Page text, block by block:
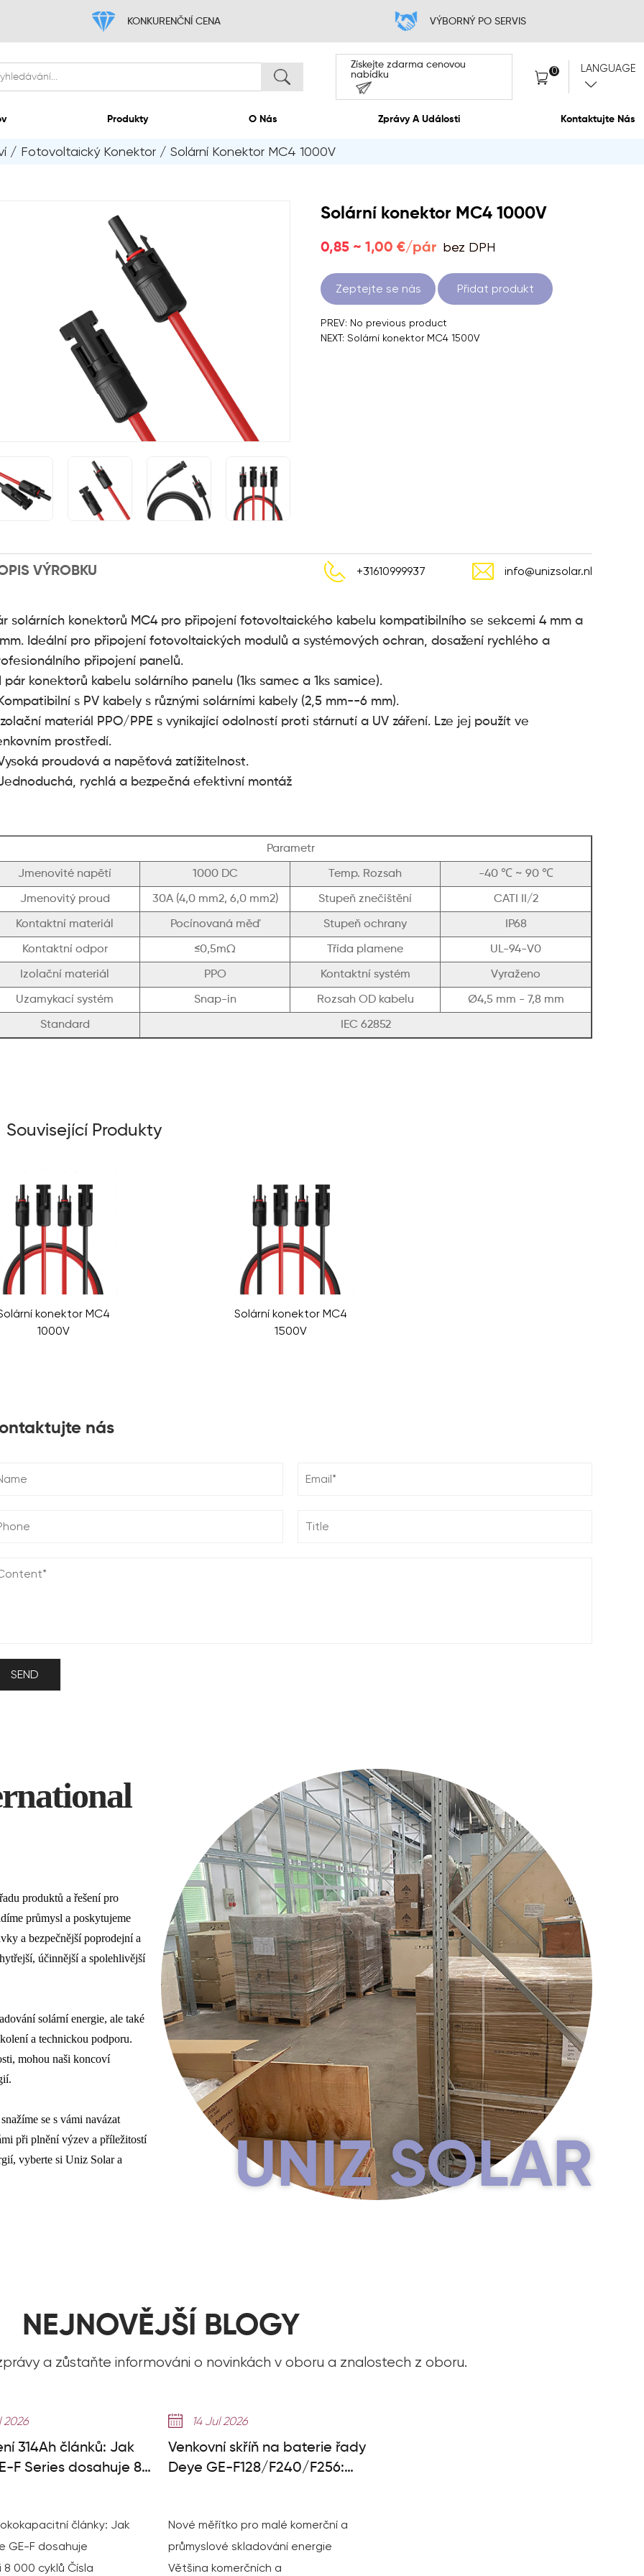
Získejte zdarma
Domov Produkty
/ Fotovoltaický Konektor / Solární Konektor MC4 1000V
Solární konektor MC4 1000V
0,85 ~ 1,00 €/pár bez DPH
Zeptejte se nás Přidat produkt
PREV: No previous product
NEXT: Solární konektor MC4 1500V
VÝROBKU +31610999937 info@unizsolar.nl
solárních konektorů MC4 pro připojení fotovoltaického kabelu kompatibilního se sekcemi 4 mm a
Ideální pro připojení fotovoltaických modulů a systémových ochran, dosažení rychlého a
připojení panelů.
pár konektorů kabelu solárního panelu (1ks samec a 1ks samice).
s PV kabely s různými solárními kabely (2,5 mm--6 mm).
materiál PPO/PPE s vynikající odolností proti stárnutí a UV záření. Lze jej použít ve
prostředí.
proudová a napěťová zatížitelnost.
rychlá a bezpečná efektivní montáž
Parametr
Jmenovité napětí 1000 DC Temp. Rozsah -40 ℃ ~ 90 ℃
Jmenovitý proud 30A (4,0 mm2, 6,0 mm2) Stupeň znečištění CATI II/2
Kontaktní materiál Pocínovaná měď Stupeň ochrany IP68
Kontaktní odpor ≤0,5mΩ Třída plamene UL-94-V0
Izolační materiál PPO Kontaktní systém Vyraženo
Uzamykací systém Snap-in Rozsah OD kabelu Ø4,5 mm - 7,8 mm
Standard IEC 62852
Související Produkty
konektor MC4
1000V
Solární konektor MC4
1500V
nás
produktů a řešení pro
průmysl a poskytujeme
a bezpečnější poprodejní a
účinnější a spolehlivější
solární energie, ale také
a technickou podporu.
mohou naši koncoví
se s vámi navázat
při plnění výzev a příležitostí
vyberte si Uniz Solar a
UNIZ SOLAR
NEJNOVĚJŠÍ BLOGY
a zůstaňte informováni o novinkách v oboru a znalostech z oboru.
2026
314Ah článků: Jak
F Series dosahuje 8
články: Jak
GE-F dosahuje
000 cyklů Čísla
14 Jul 2026
Venkovní skříň na baterie řady
Deye GE-F128/F240/F256:
Nové měřítko pro malé komerční a
průmyslové skladování energie
Většina komerčních a